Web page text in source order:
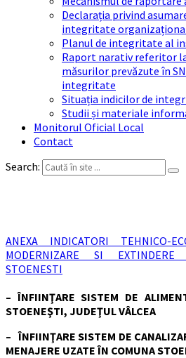
Declarația privind
integritate
Planul de integritate al
Raport narativ referitor
măsurilor prevăzute în
integritate
Situația indicilor de
Studii și materiale
Monitorul Oficial Local
Contact
Search:
ANEXA INDICATORI TEHNICO-
MODERNIZARE SI EXTINDERE
STOENESTI
– ÎNFIINŢARE SISTEM DE
STOENEŞTI, JUDEŢUL VÂLCEA
– ÎNFIINŢARE SISTEM DE
MENAJERE UZATE ÎN COMUNA